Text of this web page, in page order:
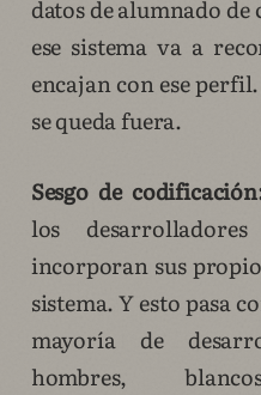
datos de alumnado
ese sistema va a
encajan con ese
se queda fuera.
Sesgo de
los
incorporan sus
sistema. Y esto pasa
mayoría de
hombres,